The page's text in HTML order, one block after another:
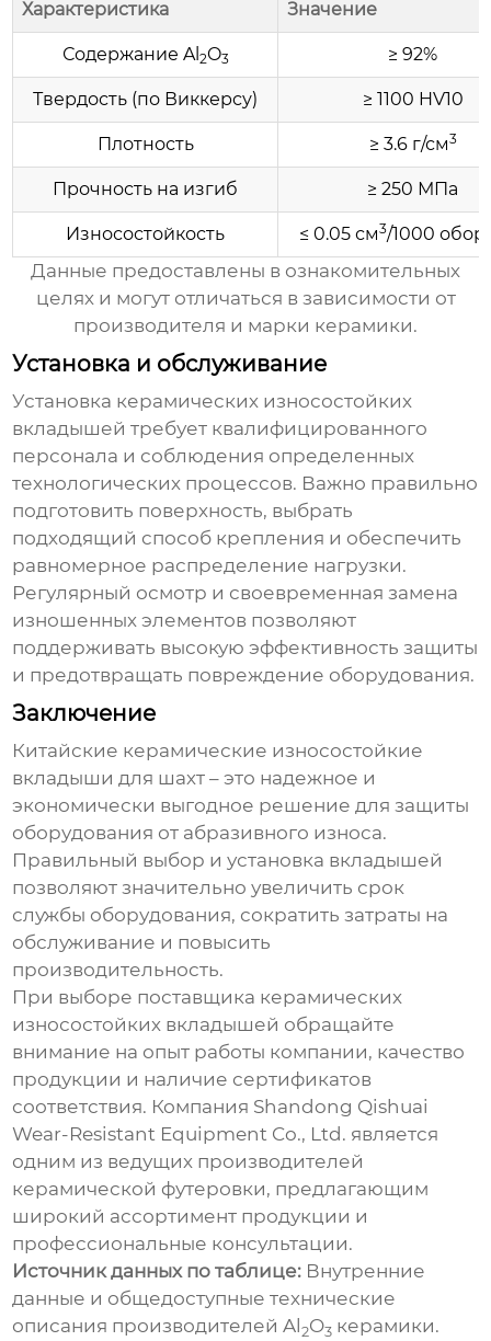
Характеристика Значение
Содержание Al 2O3 ≥ 92%
Твердость (по Виккерсу) ≥ 1100 HV10
Плотность ≥ 3.6 г/см3
Прочность на изгиб ≥ 250 МПа
Износостойкость ≤ 0.05 см3/1000
Данные предоставлены в ознакомительных
целях и могут отличаться в зависимости от
производителя и марки керамики.
Установка и обслуживание
Установка керамических износостойких
вкладышей требует квалифицированного
персонала и соблюдения определенных
технологических процессов. Важно правильно
подготовить поверхность, выбрать
подходящий способ крепления и обеспечить
равномерное распределение нагрузки.
Регулярный осмотр и своевременная замена
изношенных элементов позволяют
поддерживать высокую эффективность защиты
и предотвращать повреждение оборудования.
Заключение
Китайские керамические износостойкие
вкладыши для шахт – это надежное и
экономически выгодное решение для защиты
оборудования от абразивного износа.
Правильный выбор и установка вкладышей
позволяют значительно увеличить срок
службы оборудования, сократить затраты на
обслуживание и повысить
производительность.
При выборе поставщика керамических
износостойких вкладышей обращайте
внимание на опыт работы компании, качество
продукции и наличие сертификатов
соответствия. Компания Shandong Qishuai
Wear-Resistant Equipment Co., Ltd. является
одним из ведущих производителей
керамической футеровки, предлагающим
широкий ассортимент продукции и
профессиональные консультации.
Источник данных по таблице: Внутренние
данные и общедоступные технические
описания производителей Al2O3 керамики.